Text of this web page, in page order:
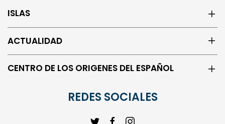
ISLAS
ACTUALIDAD
CENTRO DE LOS ORIGENES DEL ESPAÑOL
REDES SOCIALES